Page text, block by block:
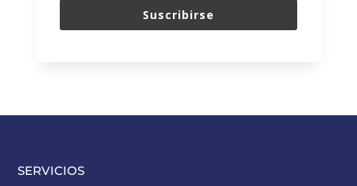
Suscribirse
SERVICIOS